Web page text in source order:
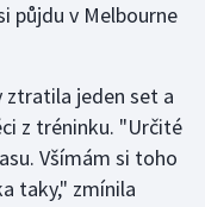
půjdu v Melbourne
ztratila jeden set a
z tréninku. "Určité
Všímám si toho
taky," zmínila